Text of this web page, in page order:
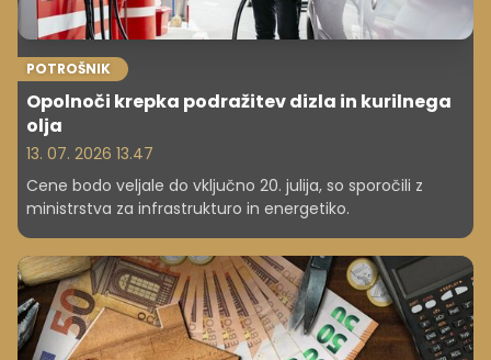
POTROŠNIK
Opolnoči krepka podražitev dizla in kurilnega
olja
13. 07. 2026 13.47
Cene bodo veljale do vključno 20. julija, so sporočili z
ministrstva za infrastrukturo in energetiko.